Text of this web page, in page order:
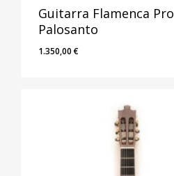
Guitarra Flamenca Pro
Palosanto
1.350,00€